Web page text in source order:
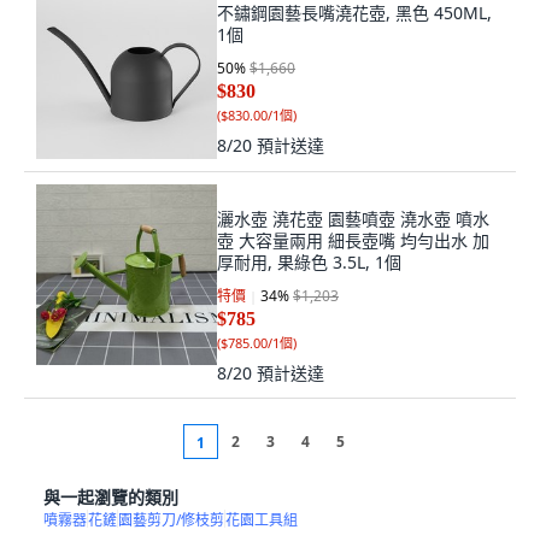
不鏽鋼園藝長嘴澆花壺, 黑色 450ML,
1個
50%$1,660
$830
($830.00/1個)
8/20 預計送達
灑水壺 澆花壺 園藝噴壺 澆水壺 噴水
壺 大容量兩用 細長壺嘴 均勻出水 加
厚耐用, 果綠色 3.5L, 1個
特價 34%$1,203
$785
($785.00/1個)
8/20 預計送達
1 2 3 4 5
與一起瀏覽的類別
噴霧器花鏟園藝剪刀/修枝剪花園工具組